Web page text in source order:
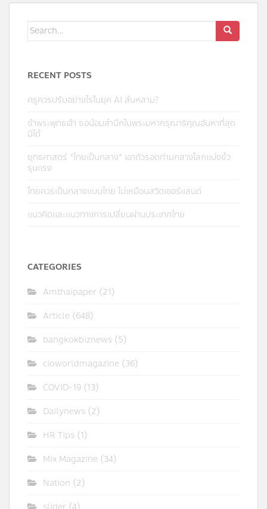
Search
for:
RECENT POSTS
ครูควรปรับอย่างไรในยุค AI ล้นหลาม?
ข้าพระพุทธเจ้า ขอน้อมสำนึกในพระมหากรุณาธิคุณอันหาที่สุด
มิได้
ยุทธศาสตร์ “ไทยเป็นกลาง” เอาตัวรอดท่ามกลางโลกแบ่งขั้ว
รุนแรง
ไทยควรเป็นกลางแบบไทย ไม่เหมือนสวิตเซอร์แลนด์
แนวคิดและแนวทางการเปลี่ยนผ่านประเทศไทย
CATEGORIES
Amthaipaper (21)
Article (648)
bangkokbiznews (5)
cioworldmagazine (36)
COVID-19 (13)
Dailynews (2)
HR Tips (1)
Mix Magazine (34)
Nation (2)